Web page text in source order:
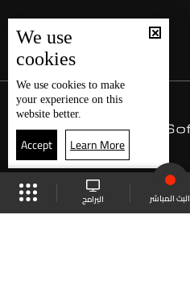
البث المباشر البرامج
We use
cookies
We use cookies to make
your experience on this
website better.
Accept Learn More
الجدول البث المباشر